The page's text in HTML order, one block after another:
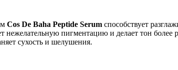
Cos De Baha Peptide Serum способствует
нежелательную пигментацию и делает тон
сухость и шелушения.